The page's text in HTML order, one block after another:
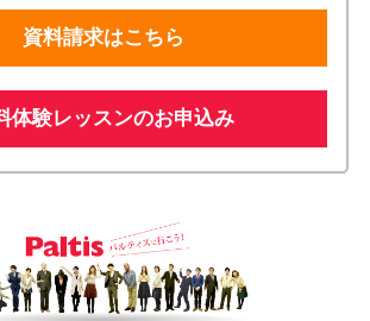
資料請求はこちら
体験レッスンのお申込み